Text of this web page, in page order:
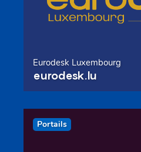
Eurodesk Luxembourg
eurodesk.lu
Portails